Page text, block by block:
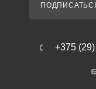
+375